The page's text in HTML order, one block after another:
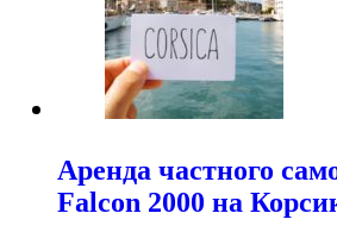
Аренда частного
Falcon 2000 на